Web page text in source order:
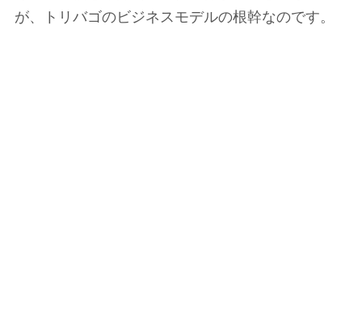
が、トリバゴのビジネスモデルの根幹なのです。